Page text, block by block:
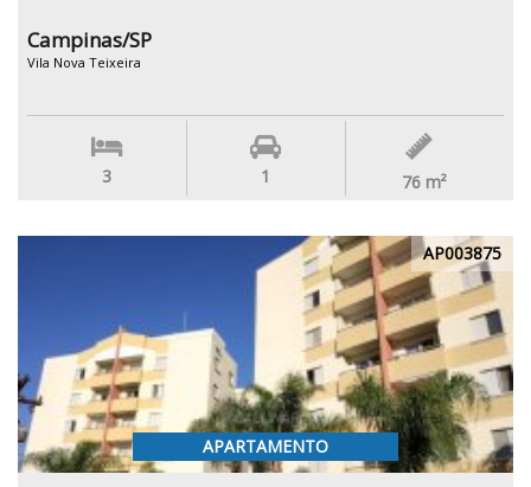
Campinas/SP
Vila Nova Teixeira
3 1 76 m²
AP003875
APARTAMENTO